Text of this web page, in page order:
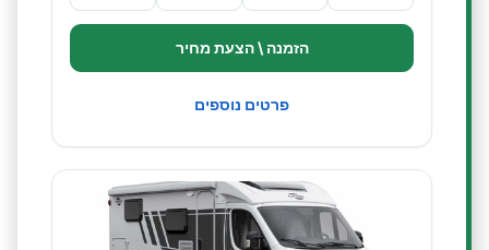
הזמנה \ הצעת מחיר
פרטים נוספים